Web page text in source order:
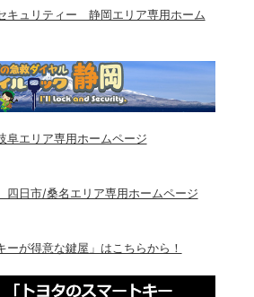
キュリティー 静岡エリア専用ホーム
エリア専用ホームページ
日市/桑名エリア専用ホームページ
ーが得意な鍵屋」はこちらから！